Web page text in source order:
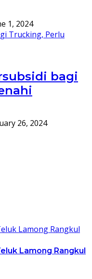
1, 2024
bagi
26, 2024
Lamong Rangkul